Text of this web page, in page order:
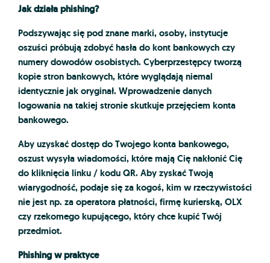
Jak działa phishing?
Podszywając się pod znane marki, osoby, instytucje
oszuści próbują zdobyć hasła do kont bankowych czy
numery dowodów osobistych. Cyberprzestępcy tworzą
kopie stron bankowych, które wyglądają niemal
identycznie jak oryginał. Wprowadzenie danych
logowania na takiej stronie skutkuje przejęciem konta
bankowego.
Aby uzyskać dostęp do Twojego konta bankowego,
oszust wysyła wiadomości, które mają Cię nakłonić Cię
do kliknięcia linku / kodu QR. Aby zyskać Twoją
wiarygodność, podaje się za kogoś, kim w rzeczywistości
nie jest np. za operatora płatności, firmę kurierską, OLX
czy rzekomego kupującego, który chce kupić Twój
przedmiot.
Phishing w praktyce